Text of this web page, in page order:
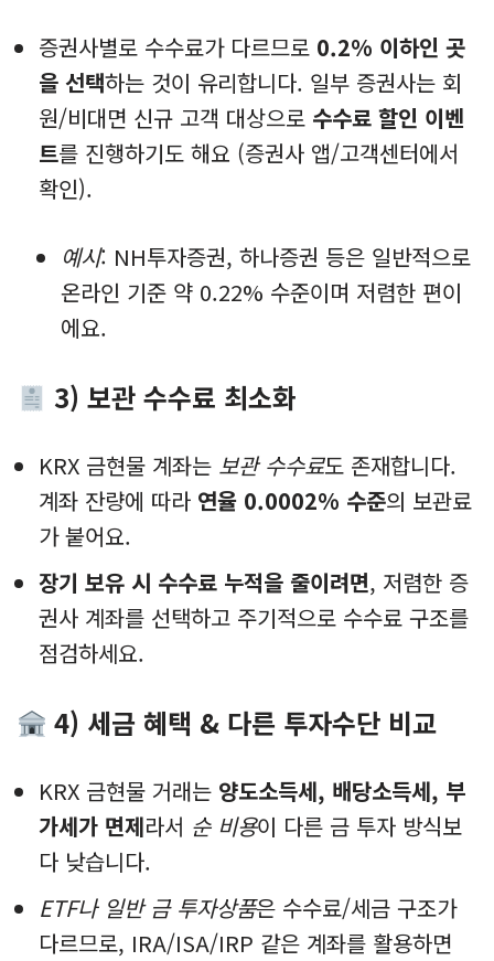
증권사별로 수수료가 다르므로 0.2% 이하인 곳
을 선택하는 것이 유리합니다. 일부 증권사는 회
원/비대면 신규 고객 대상으로 수수료 할인 이벤
트를 진행하기도 해요 (증권사 앱/고객센터에서
확인).
예시: NH투자증권, 하나증권 등은 일반적으로
온라인 기준 약 0.22% 수준이며 저렴한 편이
에요.
3) 보관 수수료 최소화
KRX 금현물 계좌는 보관 수수료도 존재합니다.
계좌 잔량에 따라 연율 0.0002% 수준의 보관료
가 붙어요.
장기 보유 시 수수료 누적을 줄이려면, 저렴한 증
권사 계좌를 선택하고 주기적으로 수수료 구조를
점검하세요.
4) 세금 혜택 & 다른 투자수단 비교
KRX 금현물 거래는 양도소득세, 배당소득세, 부
가세가 면제라서 순 비용이 다른 금 투자 방식보
다 낮습니다.
ETF나 일반 금 투자상품은 수수료/세금 구조가
다르므로, IRA/ISA/IRP 같은 계좌를 활용하면